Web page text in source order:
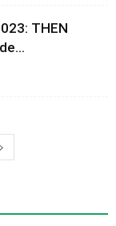
THEN